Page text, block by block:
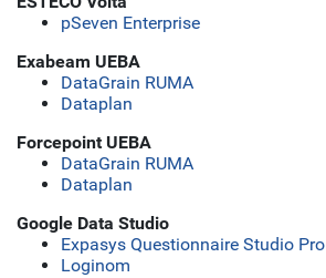
pSeven Enterprise
Exabeam UEBA
DataGrain RUMA
Dataplan
Forcepoint UEBA
DataGrain RUMA
Dataplan
Google Data Studio
Expasys Questionnaire Studio Pro
Loginom